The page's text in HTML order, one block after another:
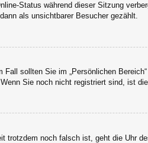
Status während dieser Sitzung
als unsichtbarer Besucher gezählt.
sollten Sie im „Persönlichen
Sie noch nicht registriert sind, ist
noch falsch ist, geht die Uhr